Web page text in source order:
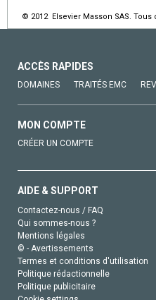
© 2012 Elsevier Masson SAS. Tous
ACCÈS RAPIDES
DOMAINES TRAITÉS EMC
MON COMPTE
CRÉER UN COMPTE
AIDE & SUPPORT
Contactez-nous / FAQ
Qui sommes-nous ?
Mentions légales
© - Avertissements
Termes et conditions d'utilisation
Politique rédactionnelle
Politique publicitaire